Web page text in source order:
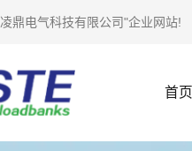
鼎电气科技有限公司"企业网站!
首页